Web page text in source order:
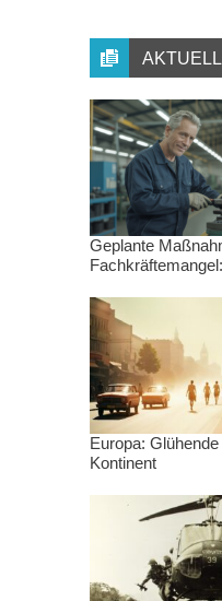
Geplante
Europa:
Kontinent